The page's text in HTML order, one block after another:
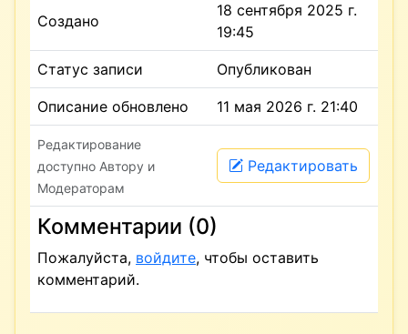
Создано
18 сентября 2025 г.
19:45
Статус записи Опубликован
Описание обновлено 11 мая 2026 г. 21:40
Редактирование
доступно Автору и
Модераторам
Редактировать
Комментарии (0)
Пожалуйста, войдите, чтобы оставить
комментарий.